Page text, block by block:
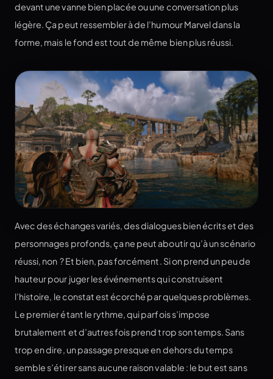
devant une vanne bien placée ou une conversation plus
légère. Ça peut ressembler à de l’humour Marvel dans la
forme, mais le fond est tout de même bien plus réussi.
Avec des échanges variés, des dialogues bien écrits et des
personnages profonds, ça ne peut aboutir qu’à un scénario
réussi, non ? Et bien, pas forcément. Si on prend un peu de
hauteur pour juger les événements qui construisent
l’histoire, le constat est écorché par quelques problèmes.
Le premier étant le rythme, qui parfois s’impose
brutalement et d’autres fois prend trop son temps. Sans
trop en dire, un passage presque en dehors du temps
semble s’étirer sans aucune raison valable : le but est sans